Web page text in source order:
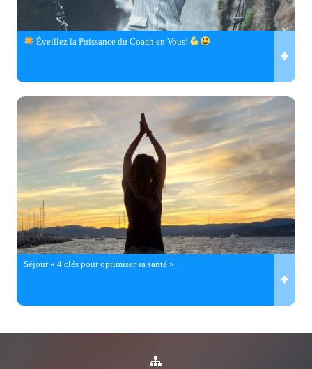
Éveillez la Puissance du Coach en Vous!
Séjour « 4 clés pour optimiser sa santé »